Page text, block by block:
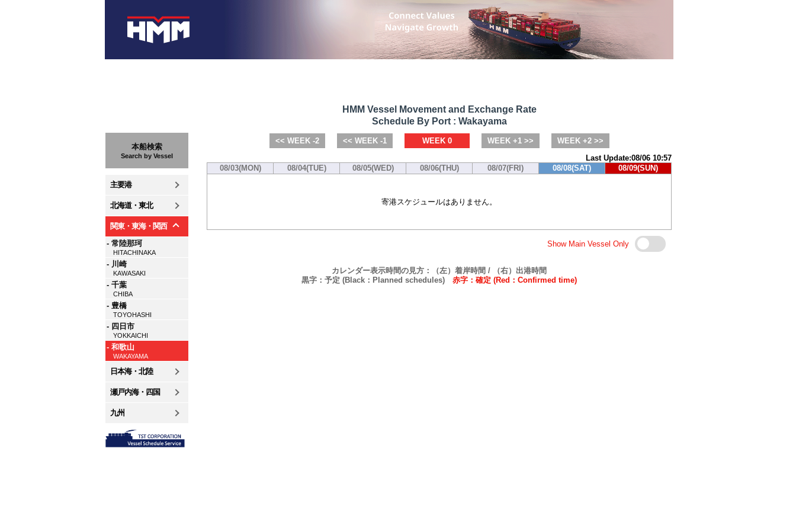
本船検索
Search by Vessel
主要港
北海道・東北
関東・東海・関西
- 常陸那珂
HITACHINAKA
- 川崎
KAWASAKI
- 千葉
CHIBA
- 豊橋
TOYOHASHI
- 四日市
YOKKAICHI
- 和歌山
WAKAYAMA
日本海・北陸
瀬戸内海・四国
九州
HMM Vessel Movement and Exchange Rate
Schedule By Port : Wakayama
<< WEEK -2 << WEEK -1 WEEK 0 WEEK +1 >>
WEEK +2 >>
Last Update:08/06 10:57
08/03(MON)
08/04(TUE) 08/05(WED) 08/06(THU) 08/07(FRI) 08/08(SAT) 08/09(SUN)
寄港スケジュールはありません。
Show Main Vessel Only
カレンダー表示時間の見方：（左）着岸時間 / （右）出港時間
黒字：予定 (Black：Planned schedules) 赤字：確定 (Red：Confirmed time)